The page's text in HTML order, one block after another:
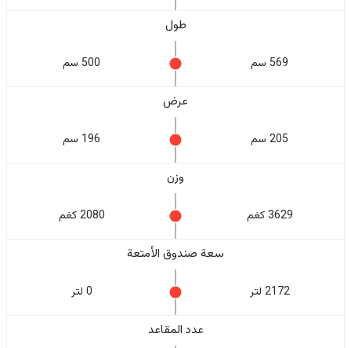
طول
569 سم 500 سم
عرض
205 سم 196 سم
وزن
3629 كغم 2080 كغم
سعة صندوق الأمتعة
2172 لتر 0 لتر
عدد المقاعد